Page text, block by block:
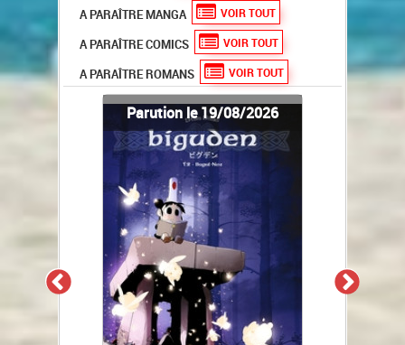
A PARAÎTRE MANGA VOIR TOUT
A PARAÎTRE COMICS VOIR TOUT
A PARAÎTRE ROMANS VOIR TOUT
Parution le 19/08/2026